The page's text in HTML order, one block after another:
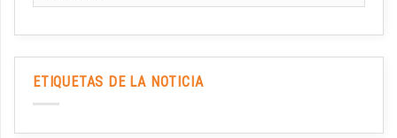
ETIQUETAS DE LA NOTICIA